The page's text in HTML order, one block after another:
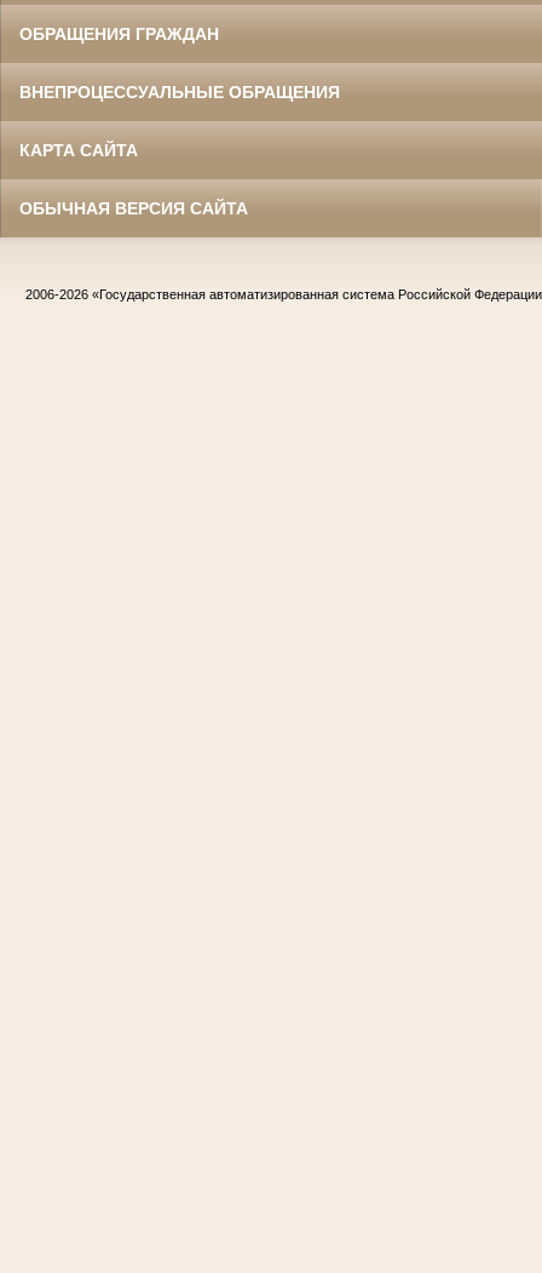
ОБРАЩЕНИЯ ГРАЖДАН
ВНЕПРОЦЕССУАЛЬНЫЕ ОБРАЩЕНИЯ
КАРТА САЙТА
ОБЫЧНАЯ ВЕРСИЯ САЙТА
2006-2026 «Государственная автоматизированная система Российской